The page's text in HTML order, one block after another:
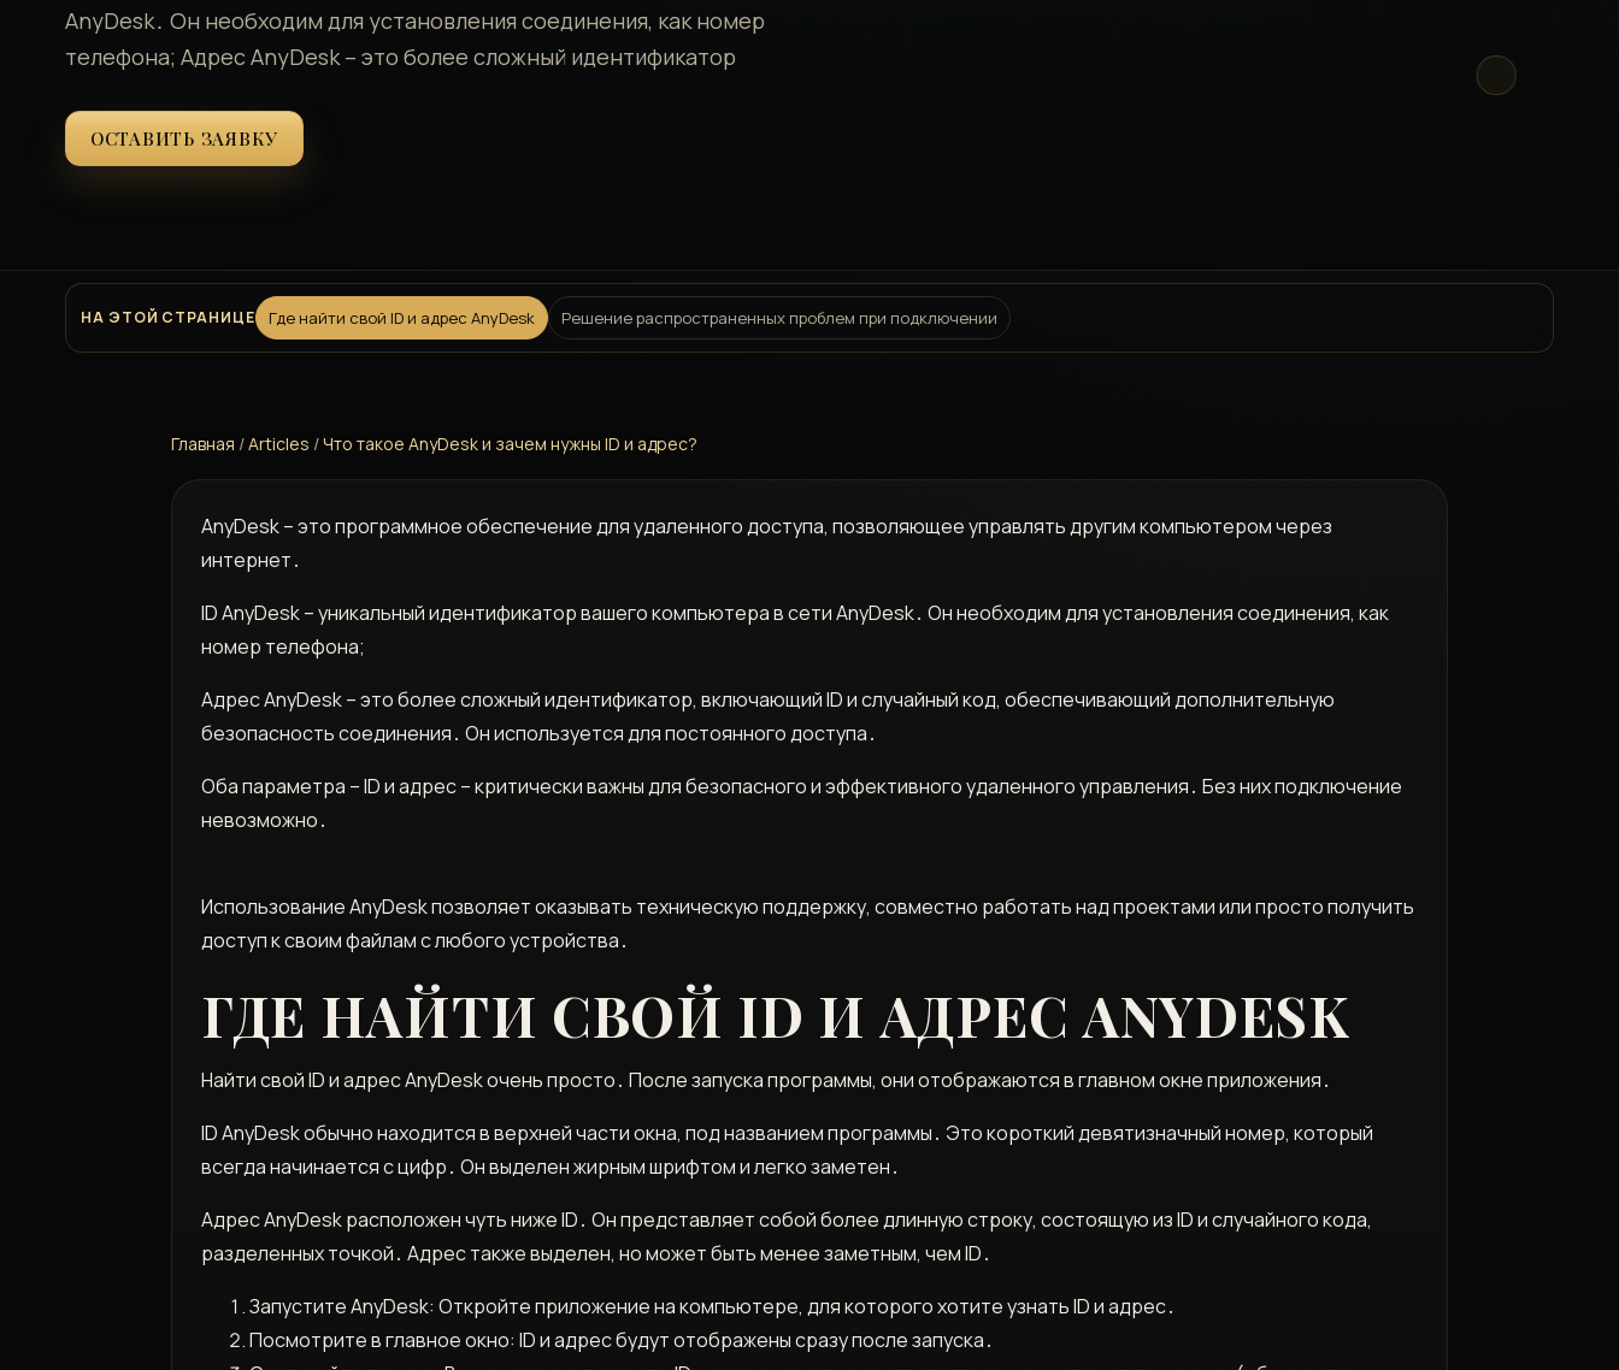
AnyDesk․ Он необходим для установления соединения, как номер
телефона; Адрес AnyDesk – это более сложный идентификатор
ОСТАВИТЬ ЗАЯВКУ
НА ЭТОЙ СТРАНИЦЕ Где найти свой ID и адрес AnyDesk Решение распространенных проблем при подключении
Главная /Articles /Что такое AnyDesk и зачем нужны ID и адрес?
AnyDesk – это программное обеспечение для удаленного доступа, позволяющее управлять другим компьютером через
интернет․
ID AnyDesk – уникальный идентификатор вашего компьютера в сети AnyDesk․ Он необходим для установления соединения, как
номер телефона;
Адрес AnyDesk – это более сложный идентификатор, включающий ID и случайный код, обеспечивающий дополнительную
безопасность соединения․ Он используется для постоянного доступа․
Оба параметра – ID и адрес – критически важны для безопасного и эффективного удаленного управления․ Без них подключение
невозможно․
Использование AnyDesk позволяет оказывать техническую поддержку, совместно работать над проектами или просто получить
доступ к своим файлам с любого устройства․
ГДЕ НАЙТИ СВОЙ ID И АДРЕС ANYDESK
Найти свой ID и адрес AnyDesk очень просто․ После запуска программы, они отображаются в главном окне приложения․
ID AnyDesk обычно находится в верхней части окна, под названием программы․ Это короткий девятизначный номер, который
всегда начинается с цифр․ Он выделен жирным шрифтом и легко заметен․
Адрес AnyDesk расположен чуть ниже ID․ Он представляет собой более длинную строку, состоящую из ID и случайного кода,
разделенных точкой․ Адрес также выделен, но может быть менее заметным, чем ID․
Запустите AnyDesk: Откройте приложение на компьютере, для которого хотите узнать ID и адрес․
Посмотрите в главное окно: ID и адрес будут отображены сразу после запуска․